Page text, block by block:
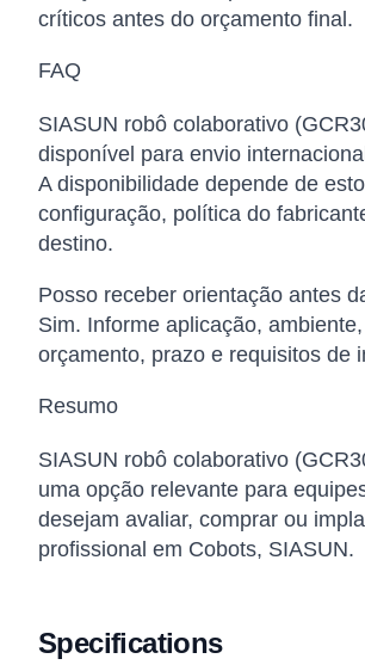
críticos antes do orçamento final.
FAQ
SIASUN robô colaborativo
disponível para envio
A disponibilidade depende de
configuração, política do
destino.
Posso receber orientação antes
Sim. Informe aplicação,
orçamento, prazo e requisitos de
Resumo
SIASUN robô colaborativo
uma opção relevante para
desejam avaliar, comprar ou
profissional em Cobots, SIASUN.
Specifications